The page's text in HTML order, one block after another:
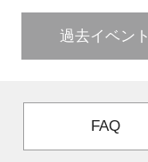
過去イベント
FAQ